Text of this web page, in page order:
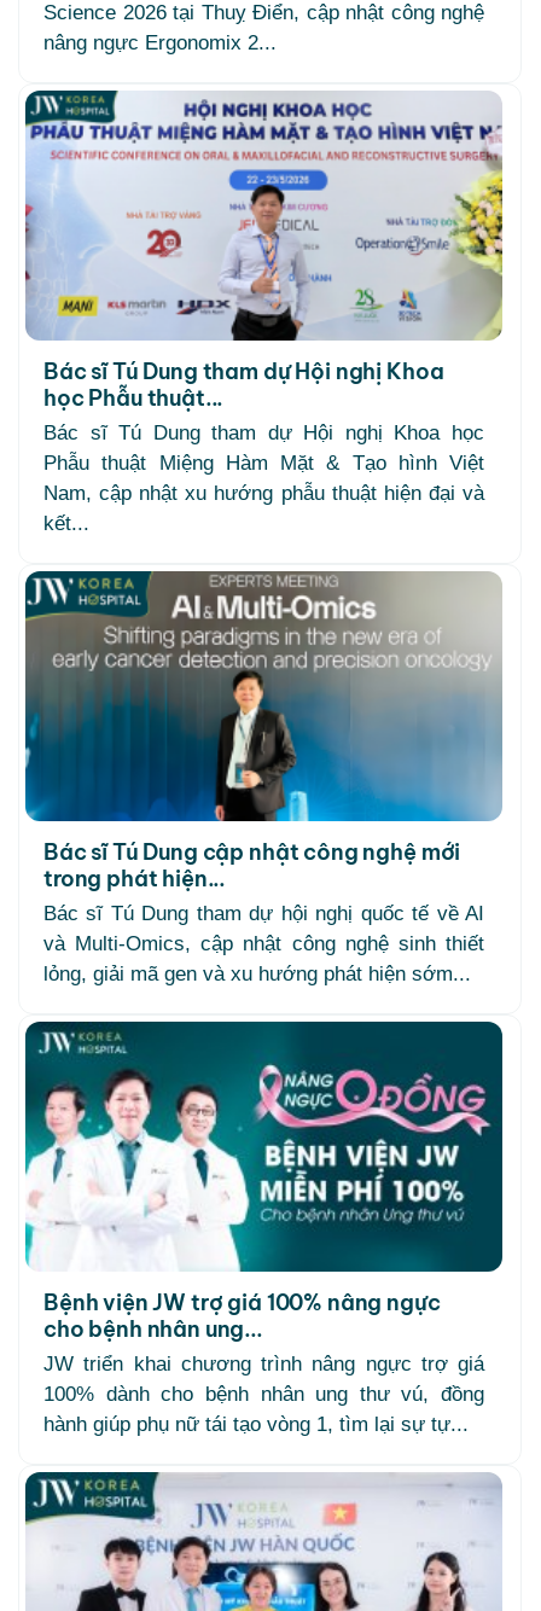
Science 2026 tại Thuỵ Điển, cập nhật công nghệ
nâng ngực Ergonomix 2...
Bác sĩ Tú Dung tham dự Hội nghị Khoa
học Phẫu thuật...
Bác sĩ Tú Dung tham dự Hội nghị Khoa học
Phẫu thuật Miệng Hàm Mặt & Tạo hình Việt
Nam, cập nhật xu hướng phẫu thuật hiện đại và
kết...
Bác sĩ Tú Dung cập nhật công nghệ mới
trong phát hiện...
Bác sĩ Tú Dung tham dự hội nghị quốc tế về AI
và Multi-Omics, cập nhật công nghệ sinh thiết
lỏng, giải mã gen và xu hướng phát hiện sớm...
Bệnh viện JW trợ giá 100% nâng ngực
cho bệnh nhân ung...
JW triển khai chương trình nâng ngực trợ giá
100% dành cho bệnh nhân ung thư vú, đồng
hành giúp phụ nữ tái tạo vòng 1, tìm lại sự tự...